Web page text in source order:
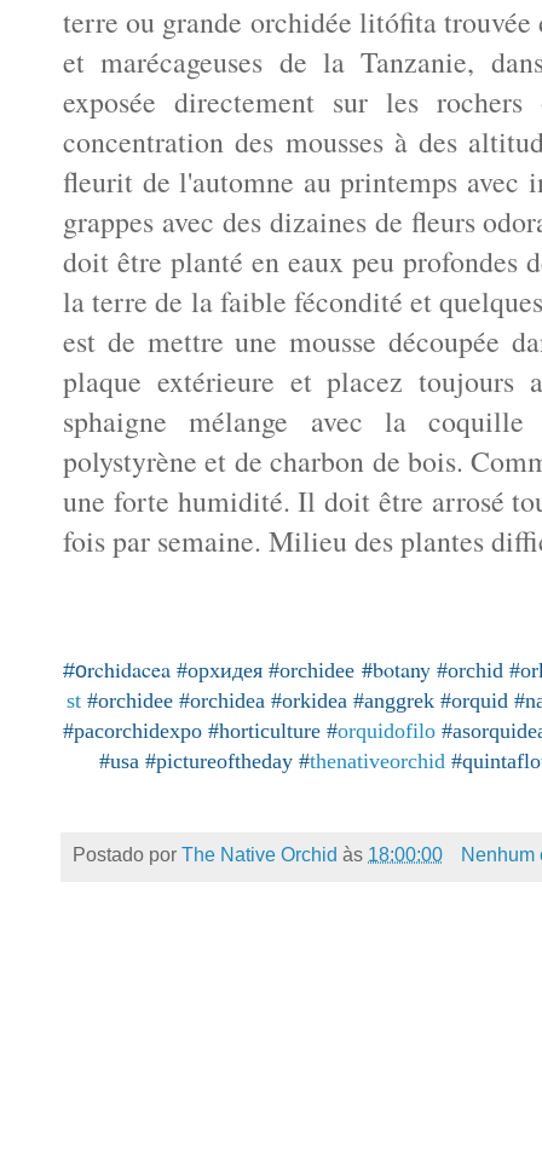
terre ou grande orchidée litófita trouvée
et marécageuses de la Tanzanie,
exposée directement sur les
concentration des mousses à des
fleurit de l'automne au printemps avec
grappes avec des dizaines de fleurs
doit être planté en eaux peu profondes
la terre de la faible fécondité et
est de mettre une mousse découpée
plaque extérieure et placez toujours
sphaigne mélange avec la coquille
polystyrène et de charbon de bois.
une forte humidité. Il doit être arrosé
fois par semaine. Milieu des plantes
#orchidacea #орхидея #orchidee #botany #orchid
st #orchidee #orchidea #orkidea #anggrek #orquid
#pacorchidexpo #horticulture #orquidofilo
#usa #pictureoftheday #thenativeorchid
Postado por The Native Orchid às 18:00:00 Nenhum